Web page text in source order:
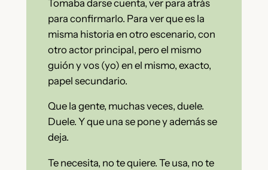
Tomaba darse cuenta, ver para atrás
para confirmarlo. Para ver que es la
misma historia en otro escenario, con
otro actor principal, pero el mismo
guión y vos (yo) en el mismo, exacto,
papel secundario.
Que la gente, muchas veces, duele.
Duele. Y que una se pone y además se
deja.
Te necesita, no te quiere. Te usa, no te